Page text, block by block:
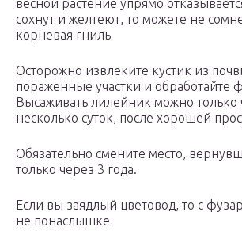
весной растение упрямо
сохнут и желтеют, то можете не
корневая гниль
Осторожно извлеките кустик из
пораженные участки и обработайте
Высаживать лилейник можно только
несколько суток, после хорошей
Обязательно смените место,
только через 3 года.
Если вы заядлый цветовод, то с
не понаслышке